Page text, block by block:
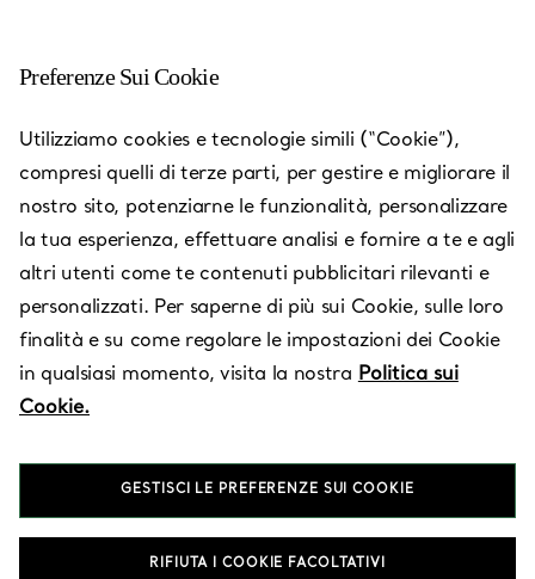
Chengdu -
Taikoo Li
Servizi disponibili
Preferenze Sui Cookie
Utilizziamo cookies e tecnologie simili (“Cookie”),
compresi quelli di terze parti, per gestire e migliorare il
nostro sito, potenziarne le funzionalità, personalizzare
la tua esperienza, effettuare analisi e fornire a te e agli
altri utenti come te contenuti pubblicitari rilevanti e
personalizzati. Per saperne di più sui Cookie, sulle loro
finalità e su come regolare le impostazioni dei Cookie
in qualsiasi momento, visita la nostra Politica sui
Cookie.
GESTISCI LE PREFERENZE SUI COOKIE
RIFIUTA I COOKIE FACOLTATIVI